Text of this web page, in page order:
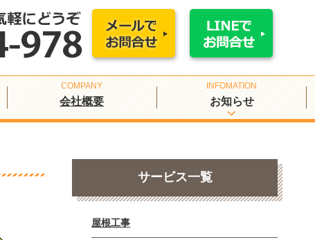
会社概要 お知らせ
サービス一覧
屋根工事